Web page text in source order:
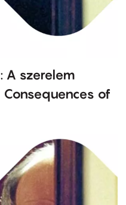
A szerelem
of